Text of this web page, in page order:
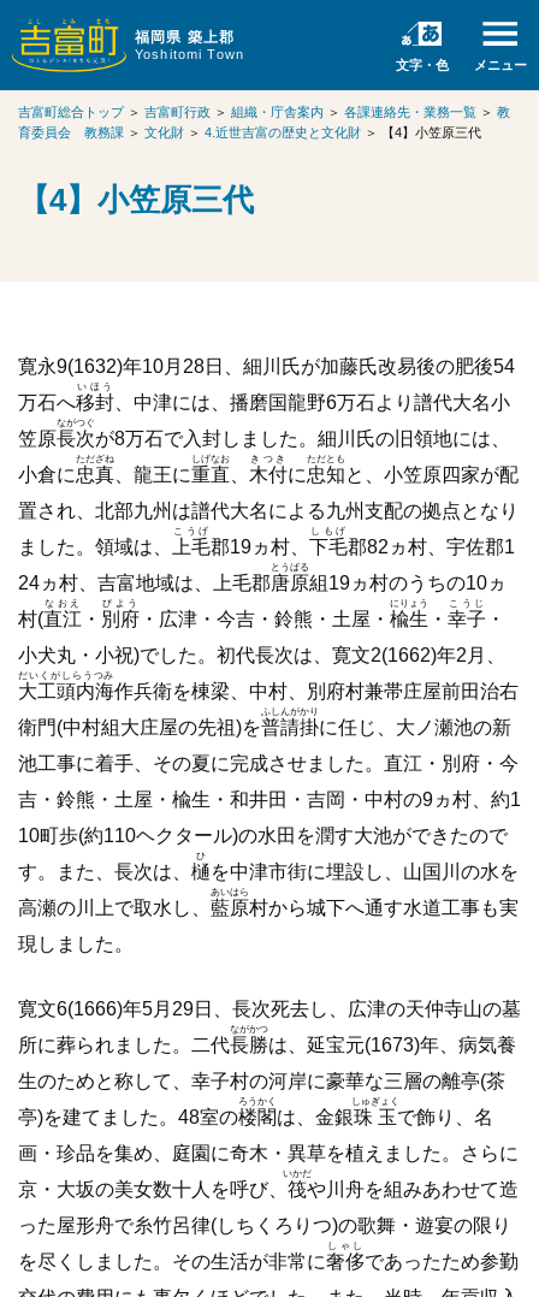
福岡県 築上郡
Yoshitomi Town
文字・色 メニュー
吉富町総合トップ＞ 吉富町行政 ＞ 組織・庁舎案内 ＞ 各課連絡先・業務一覧 ＞ 教
育委員会 教務課 ＞ 文化財 ＞ 4.近世吉富の歴史と文化財 ＞ 【4】小笠原三代
【4】小笠原三代
寛永9(1632)年10月28日、細川氏が加藤氏改易後の肥後54
万石へ移封
いほう
、中津には、播磨国龍野6万石より譜代大名小
笠原長次
ながつぐ
が8万石で入封しました。細川氏の旧領地には、
小倉に忠真
ただざね
、龍王に重直
しげなお
木付
きつき
に忠知
ただとも
と、小笠原四家が配
置され、北部九州は譜代大名による九州支配の拠点となり
ました。領域は、
上毛
こうげ
郡19ヵ村、 下毛
しもげ
郡82ヵ村、宇佐郡1
24ヵ村、吉富地域は、上毛郡唐原
とうばる
組19ヵ村のうちの10ヵ
村(直江
なおえ
・ 別府
びよう
・広津・今吉・鈴熊・土屋・ 楡生
にりょう
・ 幸子
こうじ
・
小犬丸・小祝)でした。初代長次は、寛文2(1662)年2月、
大工頭内海
だいくがしらうつみ
作兵衛を棟梁、中村、別府村兼帯庄屋前田治右
衛門(中村組大庄屋の先祖)を普請掛
ふしんがかり
に任じ、大ノ瀬池の新
池工事に着手、その夏に完成させました。直江・別府・今
吉・鈴熊・土屋・楡生・和井田・吉岡・中村の9ヵ村、約1
10町歩(約110ヘクタール)の水田を潤す大池ができたので
す。また、長次は、 樋
ひ
を中津市街に埋設し、山国川の水を
高瀬の川上で取水し、 藍原
あいはら
村から城下へ通す水道工事も実
現しました。
寛文6(1666)年5月29日、長次死去し、広津の天仲寺山の墓
所に葬られました。二代長勝
ながかつ
は、延宝元(1673)年、病気養
生のためと称して、幸子村の河岸に豪華な三層の離亭(茶
亭)を建てました。48室の楼閣
ろうかく
は、金銀珠玉
しゅぎょく
で飾り、名
画・珍品を集め、庭園に奇木・異草を植えました。さらに
京・大坂の美女数十人を呼び、 筏
いかだ
や川舟を組みあわせて造
った屋形舟で糸竹呂律(しちくろりつ)の歌舞・遊宴の限り
を尽くしました。その生活が非常に奢侈
しゃし
であったため参勤